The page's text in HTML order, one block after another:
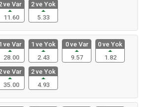
ve Var
11.60
2 ve Yok
5.33
ve Var
28.00
1 ve Yok
2.43
0 ve Var
9.57
0 ve Yok
1.82
ve Var
35.00
2 ve Yok
4.93